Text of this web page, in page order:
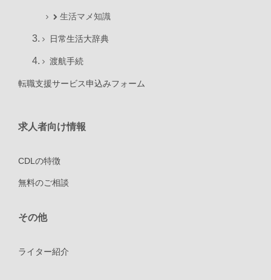
生活マメ知識
日常生活大辞典
渡航手続
転職支援サービス申込みフォーム
求人者向け情報
CDLの特徴
無料のご相談
その他
ライター紹介